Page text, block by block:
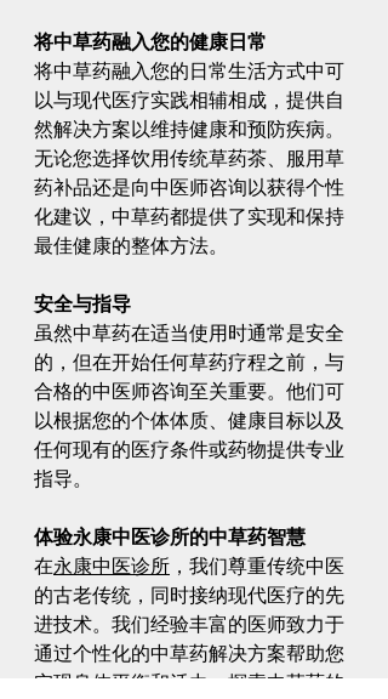
将中草药融入您的健康日常
将中草药融入您的日常生活方式中可
以与现代医疗实践相辅相成，提供自
然解决方案以维持健康和预防疾病。
无论您选择饮用传统草药茶、服用草
药补品还是向中医师咨询以获得个性
化建议，中草药都提供了实现和保持
最佳健康的整体方法。
安全与指导
虽然中草药在适当使用时通常是安全
的，但在开始任何草药疗程之前，与
合格的中医师咨询至关重要。他们可
以根据您的个体体质、健康目标以及
任何现有的医疗条件或药物提供专业
指导。
体验永康中医诊所的中草药智慧
在永康中医诊所 ，我们尊重传统中医
的古老传统，同时接纳现代医疗的先
进技术。我们经验丰富的医师致力于
通过个性化的中草药解决方案帮助您
实现身体平衡和活力。探索中草药的